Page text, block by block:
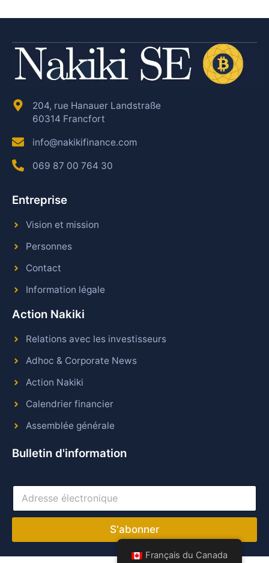
204, rue Hanauer Landstraße
60314 Francfort
info@nakikifinance.com
069 87 00 764 30
Entreprise
Vision et mission
Personnes
Contact
Information légale
Action Nakiki
Relations avec les investisseurs
Adhoc & Corporate News
Action Nakiki
Calendrier financier
Assemblée générale
Bulletin d'information
A
r
e
S'abonner
Français du Canada